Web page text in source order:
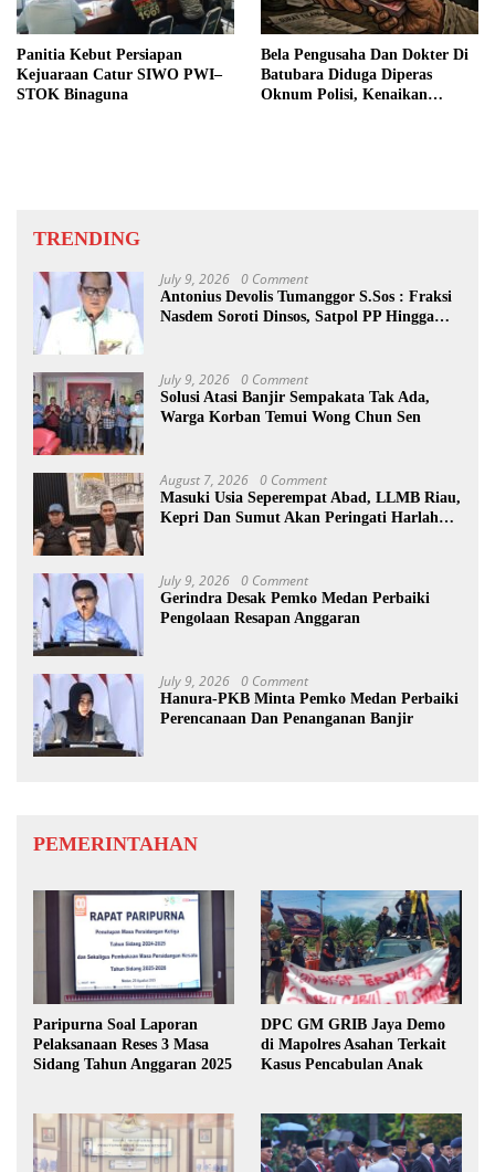
Panitia Kebut Persiapan
Kejuaraan Catur SIWO PWI–
STOK Binaguna
Bela Pengusaha Dan Dokter Di
Batubara Diduga Diperas
Oknum Polisi, Kenaikan
TRENDING
July 9, 2026 0 Comment
Antonius Devolis Tumanggor S.Sos : Fraksi
Nasdem Soroti Dinsos, Satpol PP Hingga
July 9, 2026 0 Comment
Solusi Atasi Banjir Sempakata Tak Ada,
Warga Korban Temui Wong Chun Sen
August 7, 2026 0 Comment
Masuki Usia Seperempat Abad, LLMB Riau,
Kepri Dan Sumut Akan Peringati Harlah
July 9, 2026 0 Comment
Gerindra Desak Pemko Medan Perbaiki
Pengolaan Resapan Anggaran
July 9, 2026 0 Comment
Hanura-PKB Minta Pemko Medan Perbaiki
Perencanaan Dan Penanganan Banjir
PEMERINTAHAN
Paripurna Soal Laporan
Pelaksanaan Reses 3 Masa
Sidang Tahun Anggaran 2025
DPC GM GRIB Jaya Demo
di Mapolres Asahan Terkait
Kasus Pencabulan Anak